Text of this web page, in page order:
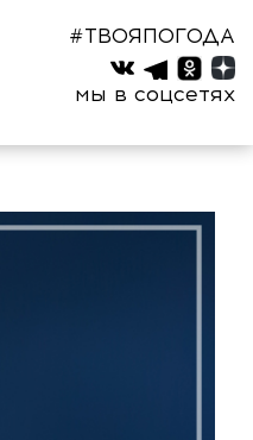
#ТВОЯПОГОДА
мы в соцсетях